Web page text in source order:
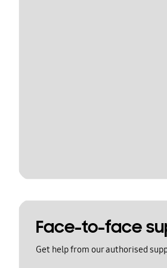
Face-to-face
Get help from our authorised